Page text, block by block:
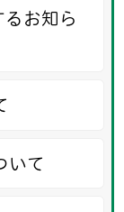
お知ら
いて